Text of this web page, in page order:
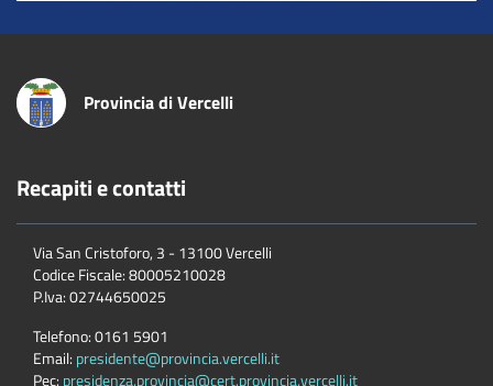
Provincia di Vercelli
Recapiti e contatti
Via San Cristoforo, 3 - 13100 Vercelli
Codice Fiscale:80005210028
P.Iva:02744650025
Telefono:0161 5901
Email: presidente@provincia.vercelli.it
Pec: presidenza.provincia@cert.provincia.vercelli.it